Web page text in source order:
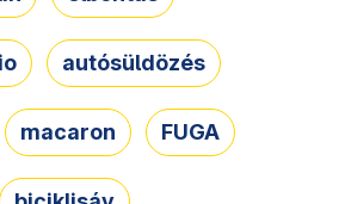
autósüldözés
macaron FUGA